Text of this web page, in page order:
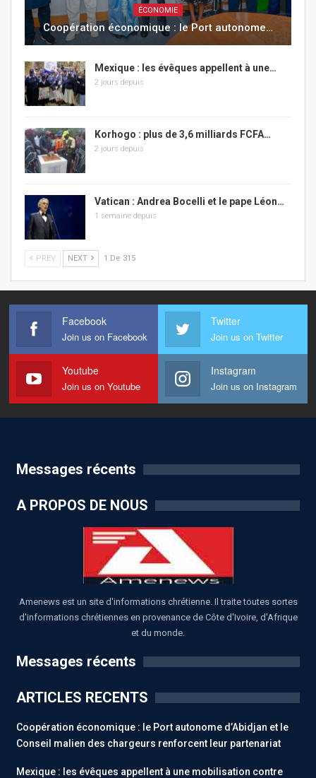
ÉCONOMIE
Coopération économique : le Port autonome…
Mexique : les évêques appellent à une…
2 jours depuis
Korhogo : plus de 3,6 milliards FCFA…
2 jours depuis
Vatican : Andrea Bocelli et le pape Léon…
1 semaine depuis
PREV NEXT 1 De 315
Facebook
Join us on Facebook
Twitter
Join us on Twitter
Youtube
Join us on Youtube
Instagram
Join us on Instagram
Messages récents
A PROPOS DE NOUS
Amenews est un site d'informations chrétienne. Il traite toutes sortes
d'informations chrétiennes en provenance de Côte d'Ivoire, d'Afrique
et du monde.
Messages récents
ARTICLES RECENTS
Coopération économique : le Port autonome d’Abidjan et le
Conseil malien des chargeurs renforcent leur partenariat
Mexique : les évêques appellent à une mobilisation contre